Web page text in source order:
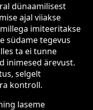
dünaamilisest
ajal viiakse
imiteeritakse
südame tegevus
ta ei tunne
inimesed ärevust.
selgelt
kontroll.
laseme